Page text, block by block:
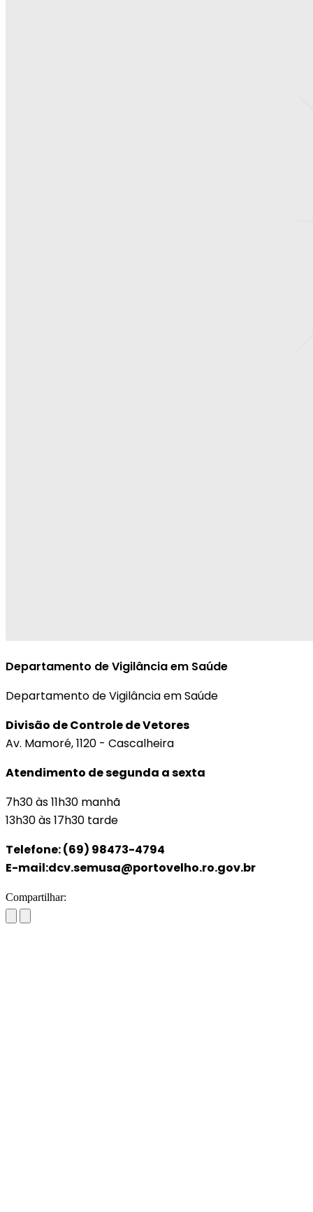
Departamento de Vigilância em Saúde
Departamento de Vigilância em Saúde
Divisão de Controle de Vetores
Av. Mamoré, 1120 - Cascalheira
Atendimento de segunda a sexta
7h30 às 11h30 manhã
13h30 às 17h30 tarde
Telefone: (69) 98473-4794
E-mail:dcv.semusa@portovelho.ro.gov.br
Compartilhar: